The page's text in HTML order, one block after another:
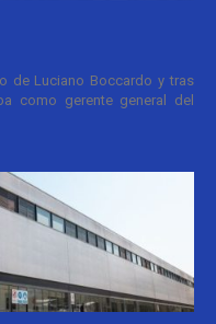
de Luciano Boccardo y tras
como gerente general del